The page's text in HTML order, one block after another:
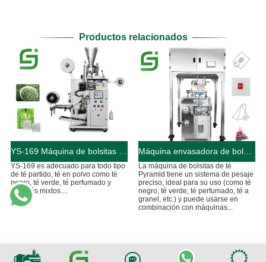
Productos relacionados
YS-169 es adecuado para todo tipo
de té partido, té en polvo como té
negro, té verde, té perfumado y
otros tés mixtos....
Máquina envasadora de bolsas de té piramidal YS-ZF90
La máquina de bolsitas de té
Pyramid tiene un sistema de pesaje
preciso, ideal para su uso (como té
negro, té verde, té perfumado, té a
granel, etc.) y puede usarse en
combinación con máquinas...